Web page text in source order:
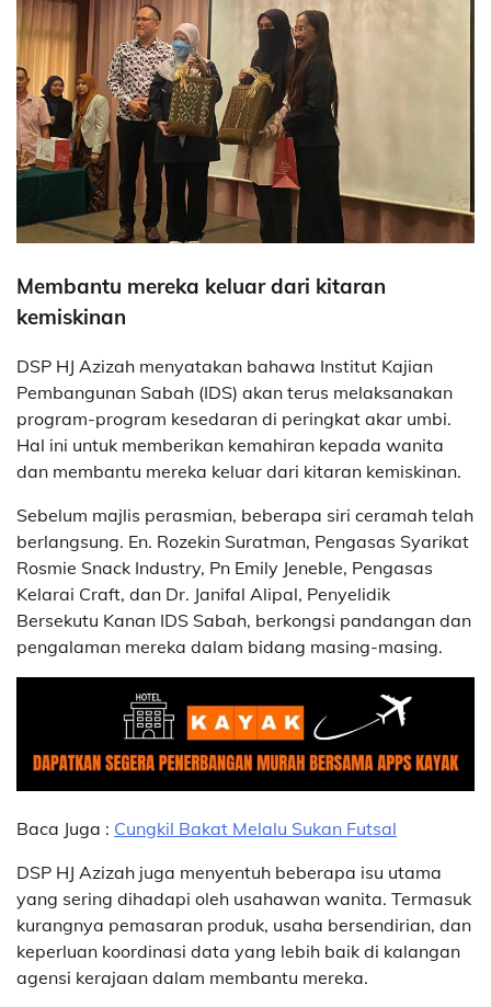
Membantu mereka keluar dari kitaran
kemiskinan
DSP HJ Azizah menyatakan bahawa Institut Kajian
Pembangunan Sabah (IDS) akan terus melaksanakan
program-program kesedaran di peringkat akar umbi.
Hal ini untuk memberikan kemahiran kepada wanita
dan membantu mereka keluar dari kitaran kemiskinan.
Sebelum majlis perasmian, beberapa siri ceramah telah
berlangsung. En. Rozekin Suratman, Pengasas Syarikat
Rosmie Snack Industry, Pn Emily Jeneble, Pengasas
Kelarai Craft, dan Dr. Janifal Alipal, Penyelidik
Bersekutu Kanan IDS Sabah, berkongsi pandangan dan
pengalaman mereka dalam bidang masing-masing.
Baca Juga : Cungkil Bakat Melalu Sukan Futsal
DSP HJ Azizah juga menyentuh beberapa isu utama
yang sering dihadapi oleh usahawan wanita. Termasuk
kurangnya pemasaran produk, usaha bersendirian, dan
keperluan koordinasi data yang lebih baik di kalangan
agensi kerajaan dalam membantu mereka.